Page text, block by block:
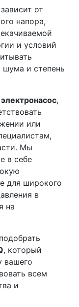
от
напора,
и условий
шума и степень
,
или
Мы
в себе
для широкого
в
на
, который
вашего
всем
и